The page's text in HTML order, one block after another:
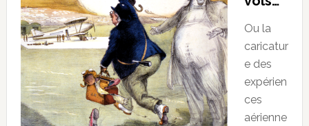
Ou la
caricatur
e des
expérien
ces
aérienne